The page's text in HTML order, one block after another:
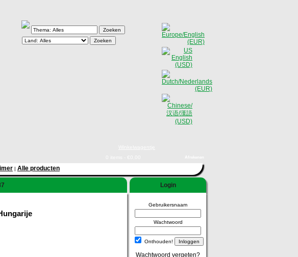
| Alle producten
Login
Gebruikersnaam
Wachtwoord
Onthouden!
Wachtwoord vergeten?